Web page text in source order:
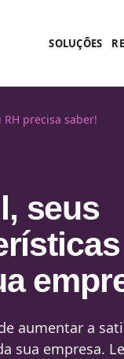
SOLUÇÕES
precisa saber!
seus
aumentar a
sua empresa.